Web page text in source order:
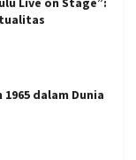
dalam Dunia